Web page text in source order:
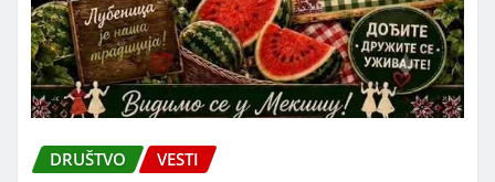
DRUŠTVO VESTI